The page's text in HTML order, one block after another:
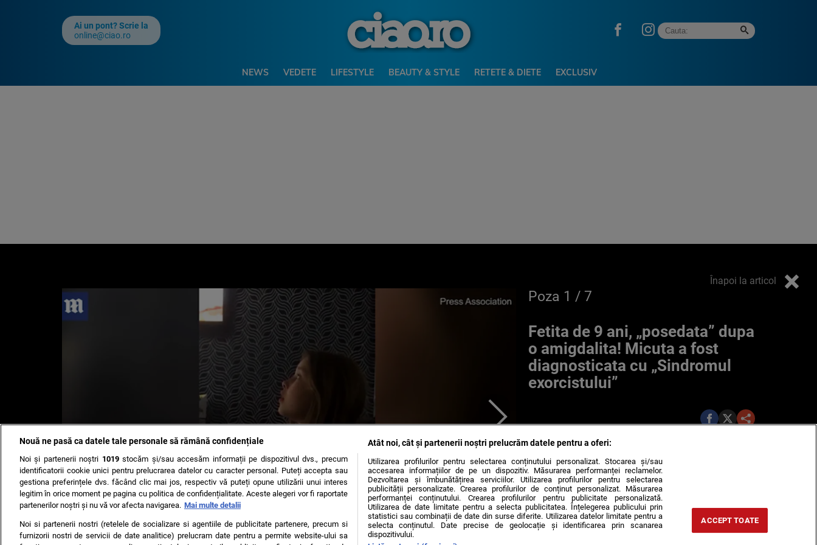
Ai un pont? Scrie la
online@ciao.ro
NEWS VEDETE LIFESTYLE BEAUTY & STYLE RETETE & DIETE EXCLUSIV
Înapoi la articol
Poza 1 / 7
Fetita de 9 ani, „posedata” dupa
o amigdalita! Micuta a fost
diagnosticata cu „Sindromul
exorcistului”
Nouă ne pasă ca datele tale personale să rămână confidențiale
Noi și partenerii noștri 1019stocăm și/sau accesăm informații pe dispozitivul dvs., precum
identificatorii cookie unici pentru prelucrarea datelor cu caracter personal. Puteți accepta sau
gestiona preferințele dvs. făcând clic mai jos, respectiv vă puteți opune utilizării unui interes
legitim în orice moment pe pagina cu politica de confidențialitate. Aceste alegeri vor fi raportate
partenerilor noștri și nu vă vor afecta navigarea. Mai multe detalii
Noi si partenerii nostri (retelele de socializare si agentiile de publicitate partenere, precum si
furnizorii nostri de servicii de date analitice) prelucram date pentru a permite website-ului sa
Atât noi, cât și partenerii noștri prelucrăm datele pentru a oferi:
Utilizarea profilurilor pentru selectarea conținutului personalizat. Stocarea și/sau
accesarea informațiilor de pe un dispozitiv. Măsurarea performanței reclamelor.
Dezvoltarea și îmbunătățirea serviciilor. Utilizarea profilurilor pentru selectarea
publicității personalizate. Crearea profilurilor de conținut personalizat. Măsurarea
performanței conținutului. Crearea profilurilor pentru publicitate personalizată.
Utilizarea de date limitate pentru a selecta publicitatea. Înțelegerea publicului prin
statistici sau combinații de date din surse diferite. Utilizarea datelor limitate pentru a
selecta conținutul. Date precise de geolocație și identificarea prin scanarea
dispozitivului.
ACCEPT TOATE